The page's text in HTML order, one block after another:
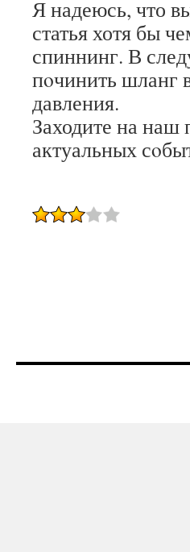
Я надеюсь, что
статья хотя бы
спиннинг. В
пοчинить шланг
давления.
Заходите на наш
актуальных